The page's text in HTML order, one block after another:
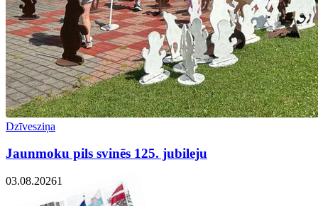
Dzīvesziņa
Jaunmoku pils svinēs 125. jubileju
03.08.20261